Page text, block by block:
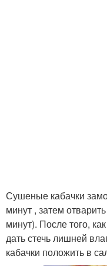
Сушеные кабачки
минут , затем
минут). После того,
дать стечь лишней
кабачки положить в